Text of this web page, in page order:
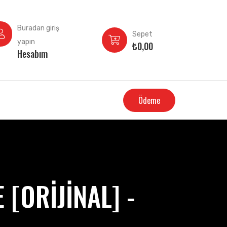
Buradan giriş
yapın
Hesabım
Sepet
₺0,00
Ödeme
[ORİJİNAL] -